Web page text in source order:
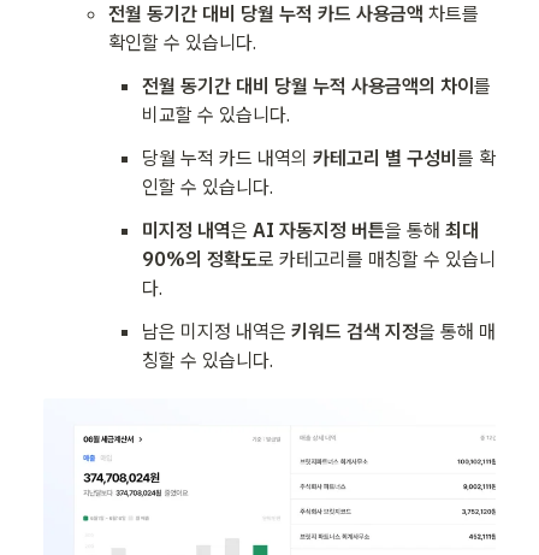
전월 동기간 대비 당월 누적 카드 사용금액 차트를
확인할 수 있습니다.
전월 동기간 대비 당월 누적 사용금액의 차이 를
비교할 수 있습니다.
당월 누적 카드 내역의 카테고리 별 구성비 를 확
인할 수 있습니다.
미지정 내역은 AI 자동지정 버튼을 통해 최대
90%의 정확도로 카테고리를 매칭할 수 있습니
다.
남은 미지정 내역은 키워드 검색 지정을 통해 매
칭할 수 있습니다.